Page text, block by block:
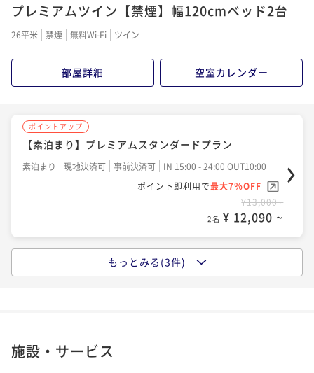
【朝食付】プレミアムスタンダードプラン
朝食付き 現地決済可 事前決済可
¥14,900~
2名 ¥ 13,857 ~
ポイントアップ
【朝食付】 アメニティ付き プレミアムスタンダー
ドプラン
事前決済可
IN 15:00 - 24:00 OUT10:00
最大7％OFF
¥15,500~
2名 ¥ 14,415 ~
プレミアムツイン【禁煙】幅120cmベッド2台
26平米 禁煙 無料Wi-Fi ツイン
部屋詳細 空室カレンダー
ポイントアップ
【素泊まり】プレミアムスタンダードプラン
素泊まり 現地決済可 事前決済可
IN 15:00 - 24:00 OUT10:00
ポイント即利用で最大7％OFF
¥13,000~
2名 ¥ 12,090 ~
【素泊り】 アメニティ付き プレミアムスタンダー
もっとみる(3件)
施設・サービス